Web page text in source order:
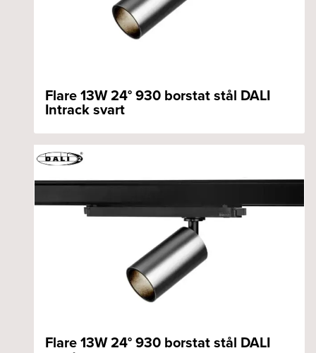
Flare 13W 24° 930 borstat stål DALI
Intrack svart
Flare 13W 24° 930 borstat stål DALI